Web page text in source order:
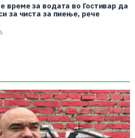
време за водата во Гостивар да
за чиста за пиење, рече